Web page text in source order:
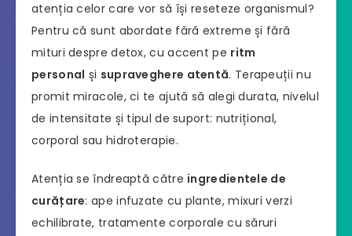
atenția celor care vor să își reseteze organismul?
Pentru că sunt abordate fără extreme și fără
mituri despre detox, cu accent pe ritm
personal și supraveghere atentă. Terapeuții nu
promit miracole, ci te ajută să alegi durata, nivelul
de intensitate și tipul de suport: nutrițional,
corporal sau hidroterapie.
Atenția se îndreaptă către ingredientele de
curățare: ape infuzate cu plante, mixuri verzi
echilibrate, tratamente corporale cu săruri